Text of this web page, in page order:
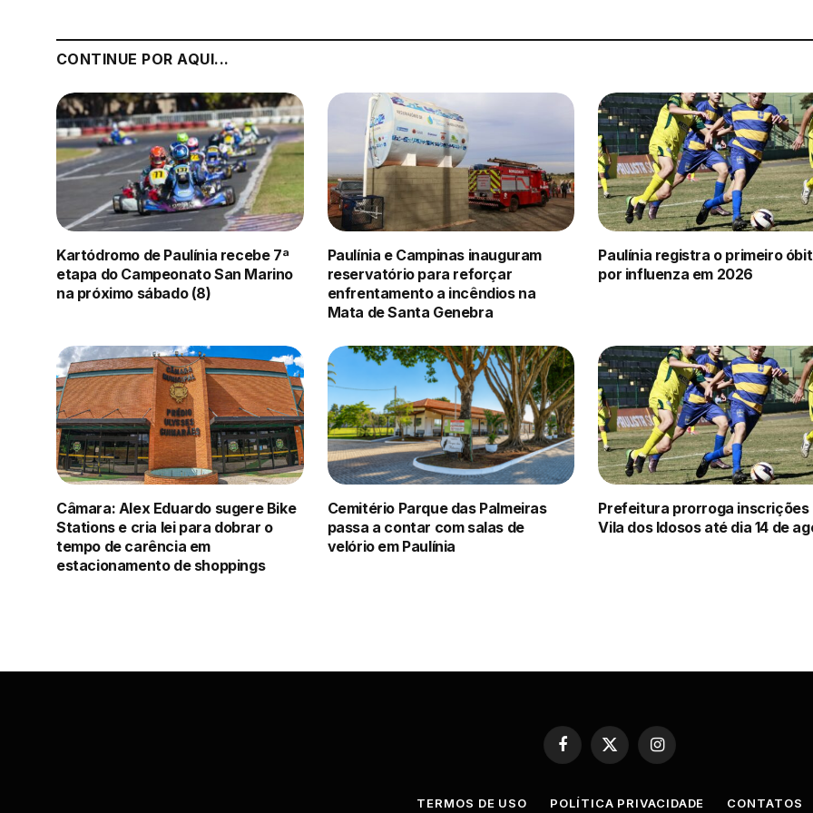
CONTINUE POR AQUI...
Kartódromo de Paulínia recebe 7ª
etapa do Campeonato San Marino
na próximo sábado (8)
Paulínia e Campinas inauguram
reservatório para reforçar
enfrentamento a incêndios na
Mata de Santa Genebra
Paulínia registra o primeiro
por influenza em 2026
Câmara: Alex Eduardo sugere Bike
Stations e cria lei para dobrar o
tempo de carência em
estacionamento de shoppings
Cemitério Parque das Palmeiras
passa a contar com salas de
velório em Paulínia
Prefeitura prorroga inscrições
Vila dos Idosos até dia 14 de
Facebook
X
Instagram
TERMOS DE USO POLÍTICA PRIVACIDADE CONTATOS